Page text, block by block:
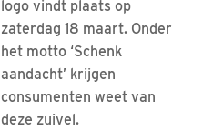
logo vindt plaats op
zaterdag 18 maart. Onder
het motto ‘Schenk
aandacht’ krijgen
consumenten weet van
deze zuivel.